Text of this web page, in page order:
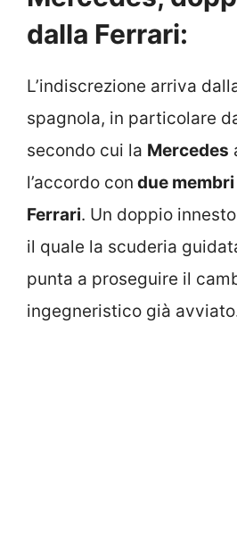
dalla Ferrari:
L’indiscrezione arriva
spagnola, in particolare
secondo cui la Mercedes
l’accordo con due
Ferrari. Un doppio
il quale la scuderia
punta a proseguire il
ingegneristico già